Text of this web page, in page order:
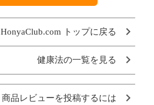
HonyaClub.com トップに戻る
健康法の一覧を見る
商品レビューを投稿するには